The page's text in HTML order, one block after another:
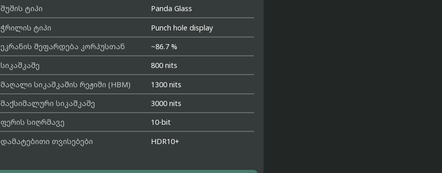
შუშის ტიპი
Panda Glass
ჭრილის ტიპი
Punch hole display
ეკრანის შეფარდება კორპუსთან
~86.7 %
სიკაშკაშე
800 nits
მაღალი სიკაშკაშის რეჟიმი (HBM)
1300 nits
მაქსიმალური სიკაშკაშე
3000 nits
ფერის სიღრმავე
10-bit
დამატებითი თვისებები
HDR10+